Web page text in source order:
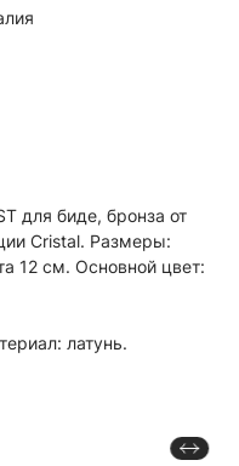
для биде, бронза от
Cristal. Размеры:
12 см. Основной цвет:
латунь.